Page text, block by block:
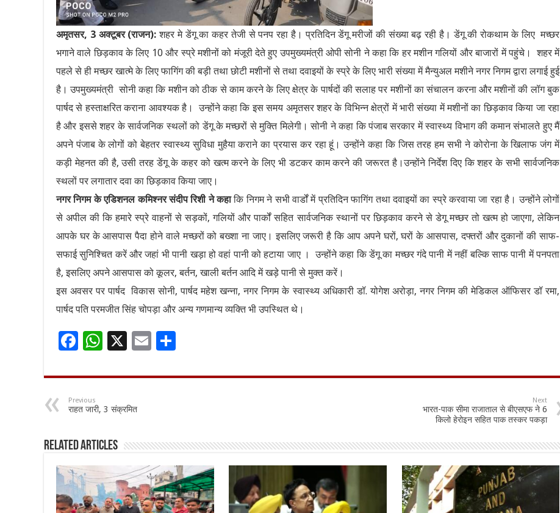
अमृतसर, 3 अक्टूबर (राजन): शहर मे डेंगू का कहर तेजी से पनप रहा है। प्रतिदिन डेंगू मरीजों की संख्या बढ़ रही है। डेंगू की रोकथाम के लिए मच्छर
भगाने वाले छिड़काव के लिए 10 और स्प्रे मशीनों को मंजूरी देते हुए उपमुख्यमंत्री ओपी सोनी ने कहा कि हर मशीन गलियों और बाजारों में पहुंचे। शहर में
पहले से ही मच्छर खात्मे के लिए फागिंग की बड़ी तथा छोटी मशीनों से तथा दवाइयों के स्प्रे के लिए भारी संख्या में मैन्युअल मशीने नगर निगम द्वारा लगाई हुई
है। उपमुख्यमंत्री सोनी कहा कि मशीन को ठीक से काम करने के लिए क्षेत्र के पार्षदों की सलाह पर मशीनों का संचालन करना और मशीनों की लॉग बुक
पार्षद से हस्ताक्षरित कराना आवश्यक है। उन्होंने कहा कि इस समय अमृतसर शहर के विभिन्न क्षेत्रों में भारी संख्या में मशीनों का छिड़काव किया जा रहा
है और इससे शहर के सार्वजनिक स्थलों को डेंगू के मच्छरों से मुक्ति मिलेगी। सोनी ने कहा कि पंजाब सरकार में स्वास्थ्य विभाग की कमान संभालते हुए मैं
अपने पंजाब के लोगों को बेहतर स्वास्थ्य सुविधा मुहैया कराने का प्रयास कर रहा हूं। उन्होंने कहा कि जिस तरह हम सभी ने कोरोना के खिलाफ जंग में
कड़ी मेहनत की है, उसी तरह डेंगू के कहर को खत्म करने के लिए भी डटकर काम करने की जरूरत है।उन्होंने निर्देश दिए कि शहर के सभी सार्वजनिक
स्थलों पर लगातार दवा का छिड़काव किया जाए।
नगर निगम के एडिशनल कमिश्नर संदीप रिशी ने कहाकि निगम ने सभी वार्डों में प्रतिदिन फागिंग तथा दवाइयों का स्प्रे करवाया जा रहा है। उन्होंने लोगों
से अपील की कि हमारे स्प्रे वाहनों से सड़कों, गलियों और पार्कों सहित सार्वजनिक स्थानों पर छिड़काव करने से डेगू मच्छर तो ​​खत्म हो जाएगा, लेकिन
आपके घर के आसपास पैदा होने वाले मच्छरों को बख्शा ना जाए। इसलिए जरूरी है कि आप अपने घरों, घरों के आसपास, दफ्तरों और दुकानों की साफ-
सफाई सुनिश्चित करें और जहां भी पानी खड़ा हो वहां पानी को हटाया जाए । उन्होंने कहा कि डेंगू का मच्छर गंदे पानी में नहीं बल्कि साफ पानी में पनपता
है, इसलिए अपने आसपास को कूलर, बर्तन, खाली बर्तन आदि में खड़े पानी से मुक्त करें।
इस अवसर पर पार्षद विकास सोनी, पार्षद महेश खन्ना, नगर निगम के स्वास्थ्य अधिकारी डॉ. योगेश अरोड़ा, नगर निगम की मेडिकल ऑफिसर डॉ रमा,
पार्षद पति परमजीत सिंह चोपड़ा और अन्य गणमान्य व्यक्ति भी उपस्थित थे।
F
e
b
o
o
W
at
sA
p
p
X
E
ai ar
Previous
राहत जारी, 3 संक्रमित
Next
भारत-पाक सीमा राजाताल से बीएसएफ ने 6
किलो हेरोइन सहित पाक तस्कर पकड़ा
Related Articles